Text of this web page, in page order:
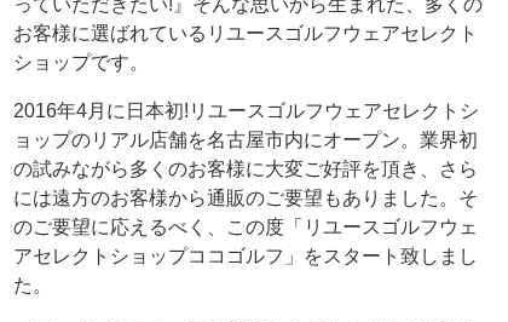
っていただきたい!』そんな思いから生まれた、多くの
お客様に選ばれているリユースゴルフウェアセレクト
ショップです。
2016年4月に日本初!リユースゴルフウェアセレクトシ
ョップのリアル店舗を名古屋市内にオープン。業界初
の試みながら多くのお客様に大変ご好評を頂き、さら
には遠方のお客様から通販のご要望もありました。そ
のご要望に応えるべく、この度「リユースゴルフウェ
アセレクトショップココゴルフ」をスタート致しまし
た。